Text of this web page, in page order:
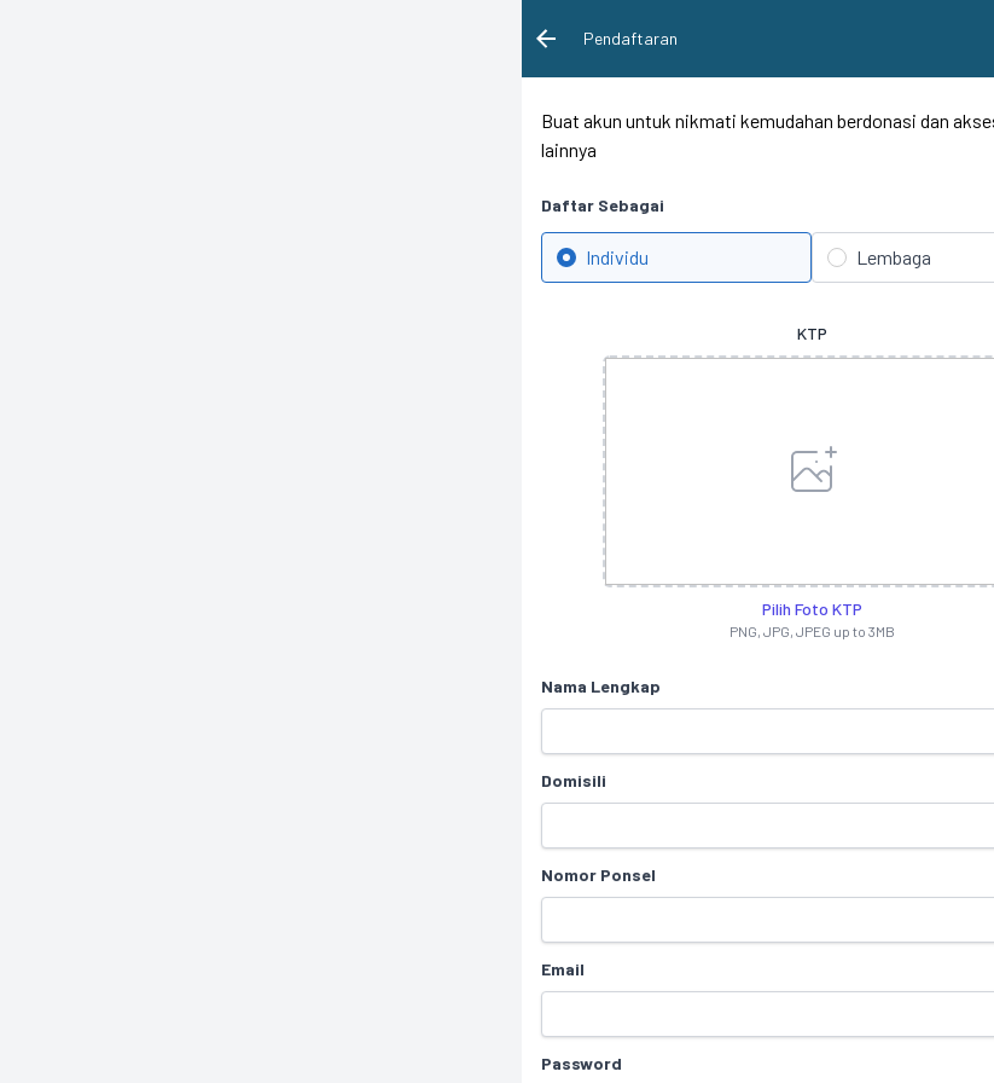
Pendaftaran
Buat akun untuk nikmati kemudahan berdonasi dan
lainnya
Daftar Sebagai
Individu Lembaga
KTP
Pilih Foto KTP
PNG, JPG, JPEG up to 3MB
Nama Lengkap
Domisili
Nomor Ponsel
Email
Password